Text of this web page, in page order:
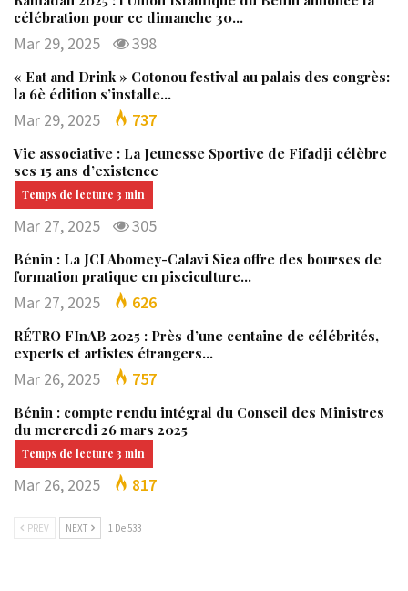
célébration pour ce dimanche 30…
Mar 29, 2025 398
« Eat and Drink » Cotonou festival au palais des congrès:
la 6è édition s’installe…
Mar 29, 2025 737
Vie associative : La Jeunesse Sportive de Fifadji célèbre
ses 15 ans d’existence
Mar 27, 2025 305
Bénin : La JCI Abomey-Calavi Sica offre des bourses de
formation pratique en pisciculture…
Mar 27, 2025 626
RÉTRO FInAB 2025 : Près d’une centaine de célébrités,
experts et artistes étrangers…
Mar 26, 2025 757
Bénin : compte rendu intégral du Conseil des Ministres
du mercredi 26 mars 2025
Mar 26, 2025 817
PREV NEXT 1 De 533